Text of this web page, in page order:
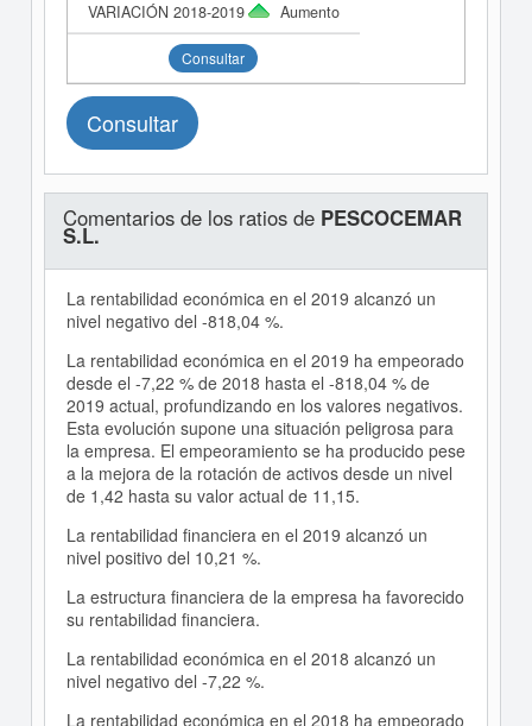
Aumento
Consultar
Consultar
Comentarios de los ratios de PESCOCEMAR
S.L.
La rentabilidad económica en el 2019 alcanzó un
nivel negativo del -818,04 %.
La rentabilidad económica en el 2019 ha empeorado
desde el -7,22 % de 2018 hasta el -818,04 % de
2019 actual, profundizando en los valores negativos.
Esta evolución supone una situación peligrosa para
la empresa. El empeoramiento se ha producido pese
a la mejora de la rotación de activos desde un nivel
de 1,42 hasta su valor actual de 11,15.
La rentabilidad financiera en el 2019 alcanzó un
nivel positivo del 10,21 %.
La estructura financiera de la empresa ha favorecido
su rentabilidad financiera.
La rentabilidad económica en el 2018 alcanzó un
nivel negativo del -7,22 %.
La rentabilidad económica en el 2018 ha empeorado